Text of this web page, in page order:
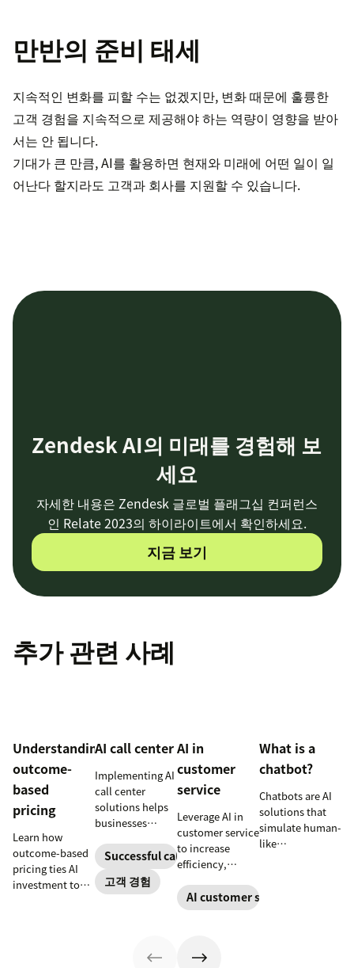
만반의 준비 태세
지속적인 변화를 피할 수는 없겠지만, 변화 때문에 훌륭한
고객 경험을 지속적으로 제공해야 하는 역량이 영향을 받아
서는 안 됩니다.
기대가 큰 만큼, AI를 활용하면 현재와 미래에 어떤 일이 일
어난다 할지라도 고객과 회사를 지원할 수 있습니다.
Zendesk AI의 미래를 경험해 보
세요
자세한 내용은 Zendesk 글로벌 플래그십 컨퍼런스
인 Relate 2023의 하이라이트에서 확인하세요.
지금 보기
추가 관련 사례
Understanding
outcome-
based
pricing
Learn how
outcome-based
pricing ties AI
investment to
AI call center
Implementing AI
call center
solutions helps
businesses
customer
satisfaction,
boost team
Successful call center
고객 경험
AI in
customer
service
Leverage AI in
customer service
to increase
efficiency,
operational
costs, and
support at scale.
AI customer service
What is a
chatbot?
Chatbots are AI
solutions that
simulate human-
like